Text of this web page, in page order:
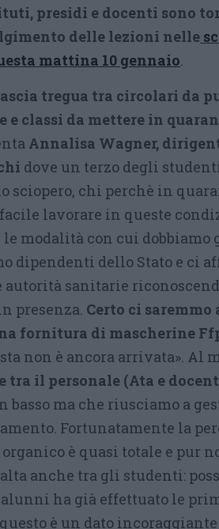
presidi e docenti sono
delle lezioni nelle
mattina 10 gennaio.
tregua tra circolari da
e classi da mettere in
Annalisa Wagner,
dove un terzo degli
sciopero, chi perchè in
lavorare in queste
le modalità con cui dobbiamo
dipendenti dello Stato e ci
autorità sanitarie
presenza. Certo ci saremmo
fornitura di mascherine
non è ancora arrivata». Al
tra il personale (Ata e
basso ma che riusciamo a
Fortunatamente la
è quasi totale e pur
anche tra gli studenti:
alunni ha già effettuato le
è un dato